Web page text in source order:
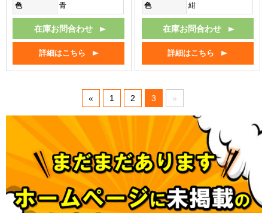
色
青
在庫お問合わせ
詳細はこちら
色
紺
在庫お問合わせ
詳細はこちら
« 1 2 3 »